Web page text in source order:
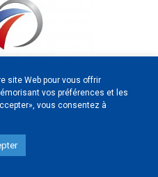
89 10
site Web pour vous offrir
vos préférences et les
vous consentez à